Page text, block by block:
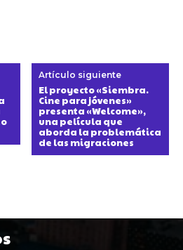
Artículo siguiente
El proyecto «Siembra.
Cine para jóvenes»
presenta «Welcome»,
una película que
aborda la problemática
de las migraciones